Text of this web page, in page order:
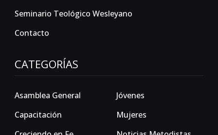
Seminario Teológico Wesleyano
Contacto
CATEGORÍAS
Asamblea General
Capacitación
Jóvenes
Mujeres